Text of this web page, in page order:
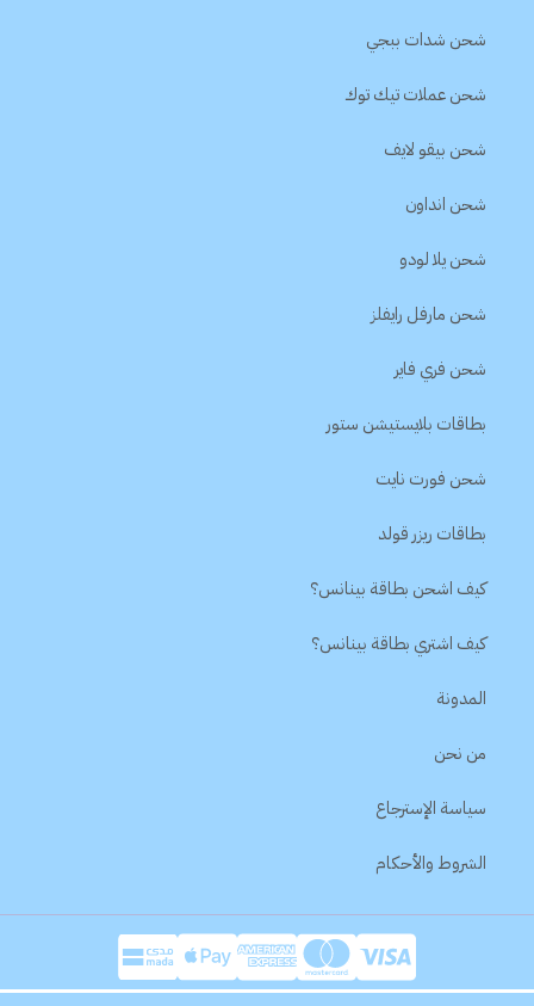
شحن شدات ببجي
شحن عملات تيك توك
شحن بيقو لايف
شحن انداون
شحن يلا لودو
شحن مارفل رايفلز
شحن فري فاير
بطاقات بلايستيشن ستور
شحن فورت نايت
بطاقات ريزر قولد
كيف اشحن بطاقة بينانس؟
كيف اشتري بطاقة بينانس؟
المدونة
من نحن
سياسة الإسترجاع
الشروط والأحكام